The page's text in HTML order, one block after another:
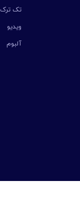
تک ترک
ویدیو
آلبوم